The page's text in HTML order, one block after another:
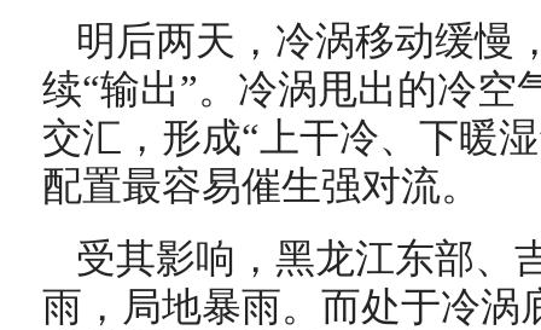
明后两天，冷涡移动缓慢
续“输出”。冷涡甩出的冷空
交汇，形成“上干冷、下暖
配置最容易催生强对流。
受其影响，黑龙江东部、
雨，局地暴雨。而处于冷涡